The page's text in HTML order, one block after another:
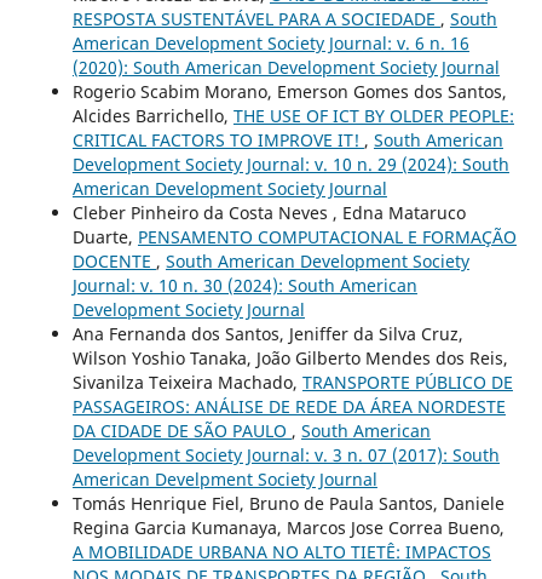
RESPOSTA SUSTENTÁVEL PARA A SOCIEDADE , South
American Development Society Journal: v. 6 n. 16
(2020): South American Development Society Journal
Rogerio Scabim Morano, Emerson Gomes dos Santos,
Alcides Barrichello, THE USE OF ICT BY OLDER PEOPLE:
CRITICAL FACTORS TO IMPROVE IT! , South American
Development Society Journal: v. 10 n. 29 (2024): South
American Development Society Journal
Cleber Pinheiro da Costa Neves , Edna Mataruco
Duarte, PENSAMENTO COMPUTACIONAL E FORMAÇÃO
DOCENTE , South American Development Society
Journal: v. 10 n. 30 (2024): South American
Development Society Journal
Ana Fernanda dos Santos, Jeniffer da Silva Cruz,
Wilson Yoshio Tanaka, João Gilberto Mendes dos Reis,
Sivanilza Teixeira Machado, TRANSPORTE PÚBLICO DE
PASSAGEIROS: ANÁLISE DE REDE DA ÁREA NORDESTE
DA CIDADE DE SÃO PAULO , South American
Development Society Journal: v. 3 n. 07 (2017): South
American Develpment Society Journal
Tomás Henrique Fiel, Bruno de Paula Santos, Daniele
Regina Garcia Kumanaya, Marcos Jose Correa Bueno,
A MOBILIDADE URBANA NO ALTO TIETÊ: IMPACTOS